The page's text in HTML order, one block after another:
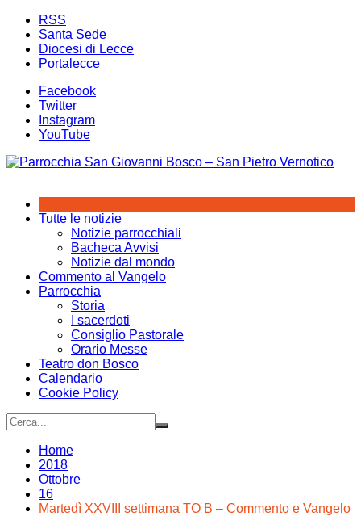
Salta
contenuto
RSS
Santa Sede
Diocesi di Lecce
Portalecce
Facebook
Twitter
Instagram
YouTube
Tutte le notizie
Notizie parrocchiali
Bacheca Avvisi
Notizie dal mondo
Commento al Vangelo
Parrocchia
Storia
I sacerdoti
Consiglio Pastorale
Orario Messe
Teatro don Bosco
Calendario
Cookie Policy
Home
2018
Ottobre
16
Martedì XXVIII settimana TO B – Commento e Vangelo